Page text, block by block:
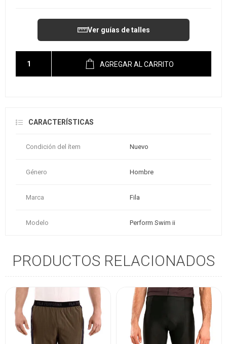
Ver guías de talles
AGREGAR AL CARRITO
CARACTERÍSTICAS
Condición del ítem Nuevo
Género Hombre
Marca Fila
Modelo Perform Swim ii
PRODUCTOS RELACIONADOS